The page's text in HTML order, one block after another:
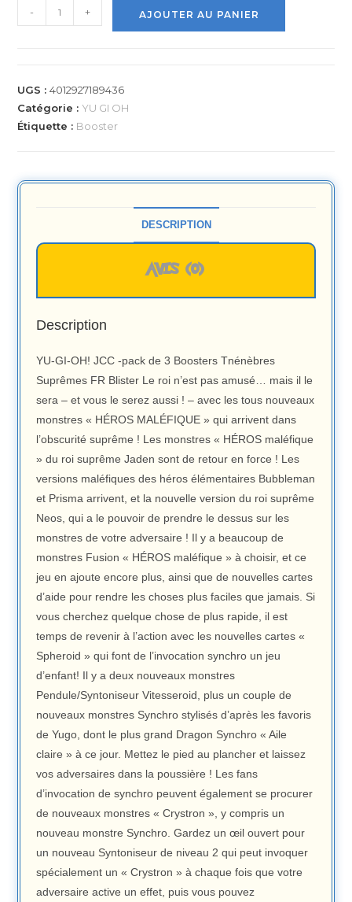
- + AJOUTER AU PANIER
UGS :4012927189436
Catégorie :YU GI OH
Étiquette : Booster
DESCRIPTION
AVIS (0)
Description
YU-GI-OH! JCC -pack de 3 Boosters Tnénèbres
Suprêmes FR Blister Le roi n’est pas amusé… mais il le
sera – et vous le serez aussi ! – avec les tous nouveaux
monstres « HÉROS MALÉFIQUE » qui arrivent dans
l’obscurité suprême ! Les monstres « HÉROS maléfique
» du roi suprême Jaden sont de retour en force ! Les
versions maléfiques des héros élémentaires Bubbleman
et Prisma arrivent, et la nouvelle version du roi suprême
Neos, qui a le pouvoir de prendre le dessus sur les
monstres de votre adversaire ! Il y a beaucoup de
monstres Fusion « HÉROS maléfique » à choisir, et ce
jeu en ajoute encore plus, ainsi que de nouvelles cartes
d’aide pour rendre les choses plus faciles que jamais. Si
vous cherchez quelque chose de plus rapide, il est
temps de revenir à l’action avec les nouvelles cartes «
Spheroid » qui font de l’invocation synchro un jeu
d’enfant! Il y a deux nouveaux monstres
Pendule/Syntoniseur Vitesseroid, plus un couple de
nouveaux monstres Synchro stylisés d’après les favoris
de Yugo, dont le plus grand Dragon Synchro « Aile
claire » à ce jour. Mettez le pied au plancher et laissez
vos adversaires dans la poussière ! Les fans
d’invocation de synchro peuvent également se procurer
de nouveaux monstres « Crystron », y compris un
nouveau monstre Synchro. Gardez un œil ouvert pour
un nouveau Syntoniseur de niveau 2 qui peut invoquer
spécialement un « Crystron » à chaque fois que votre
adversaire active un effet, puis vous pouvez